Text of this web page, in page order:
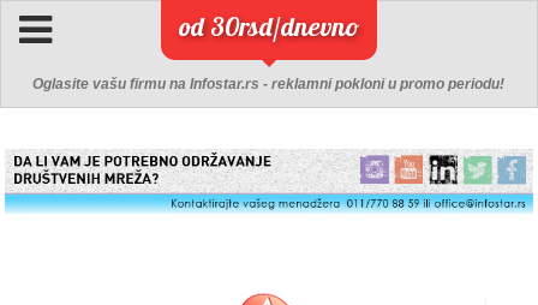
od 30rsd/dnevno
Oglasite vašu firmu na Infostar.rs - reklamni pokloni u promo periodu!